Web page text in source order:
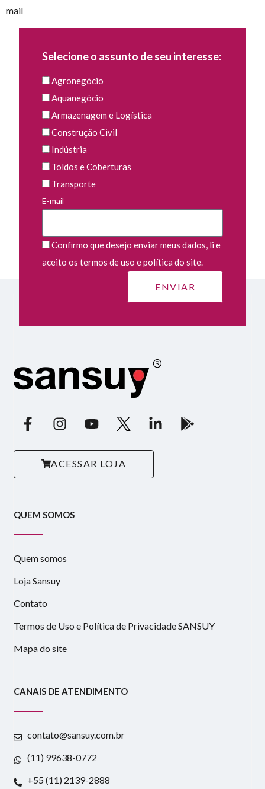
mail
Selecione o assunto de seu interesse:
Agronegócio
Aquanegócio
Armazenagem e Logística
Construção Civil
Indústria
Toldos e Coberturas
Transporte
E-mail
Confirmo que desejo enviar meus dados, li e
aceito os termos de uso e política do site.
ACESSAR LOJA
QUEM SOMOS
Quem somos
Loja Sansuy
Contato
Termos de Uso e Política de Privacidade SANSUY
Mapa do site
CANAIS DE ATENDIMENTO
contato@sansuy.com.br
(11) 99638-0772
+55 (11) 2139-2888